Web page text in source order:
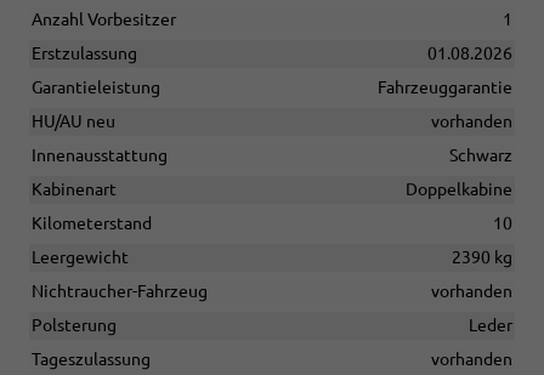
Anzahl Vorbesitzer
1
Erstzulassung
01.08.2026
Garantieleistung
Fahrzeuggarantie
HU/AU neu
vorhanden
Innenausstattung
Schwarz
Kabinenart
Doppelkabine
Kilometerstand
10
Leergewicht
2390 kg
Nichtraucher-Fahrzeug
vorhanden
Polsterung
Leder
Tageszulassung
vorhanden